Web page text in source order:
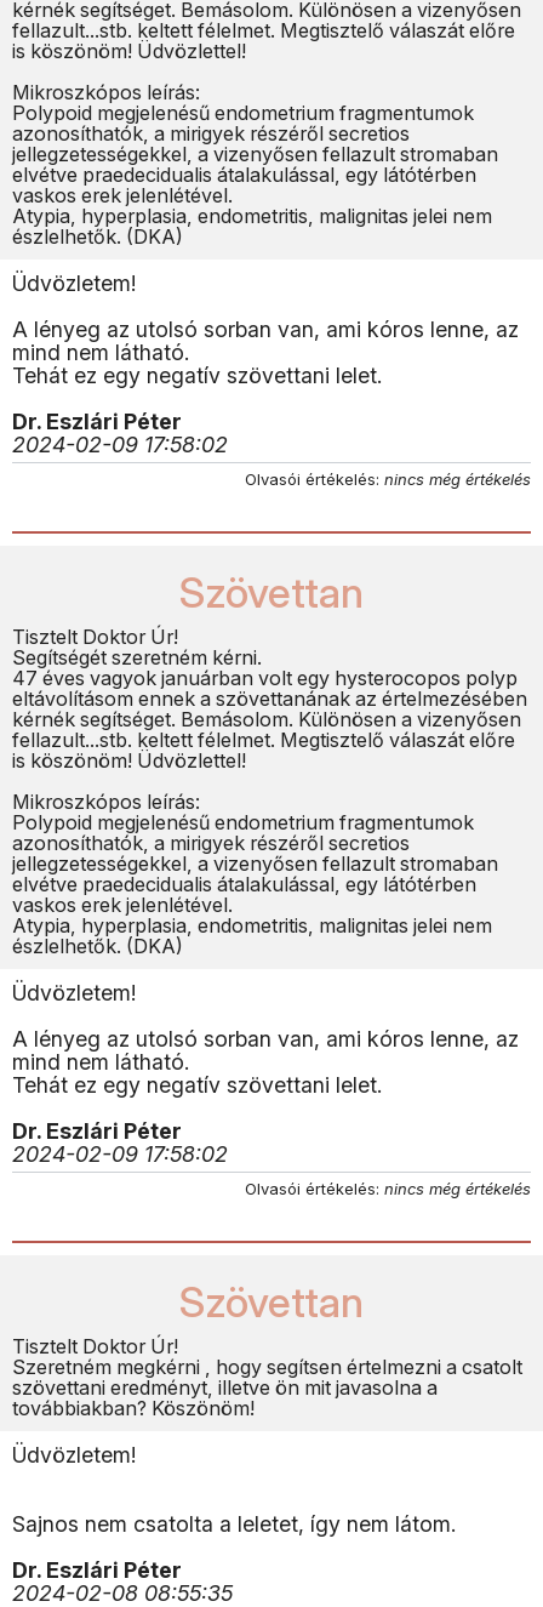
kérnék segítséget. Bemásolom. Különösen a vizenyősen
fellazult...stb. keltett félelmet. Megtisztelő válaszát előre
is köszönöm! Üdvözlettel!
Mikroszkópos leírás:
Polypoid megjelenésű endometrium fragmentumok
azonosíthatók, a mirigyek részéről secretios
jellegzetességekkel, a vizenyősen fellazult stromaban
elvétve praedecidualis átalakulással, egy látótérben
vaskos erek jelenlétével.
Atypia, hyperplasia, endometritis, malignitas jelei nem
észlelhetők. (DKA)
Üdvözletem!
A lényeg az utolsó sorban van, ami kóros lenne, az
mind nem látható.
Tehát ez egy negatív szövettani lelet.
Dr. Eszlári Péter
2024-02-09 17:58:02
Olvasói értékelés: nincs még értékelés
Szövettan
Tisztelt Doktor Úr!
Segítségét szeretném kérni.
47 éves vagyok januárban volt egy hysterocopos polyp
eltávolításom ennek a szövettanának az értelmezésében
kérnék segítséget. Bemásolom. Különösen a vizenyősen
fellazult...stb. keltett félelmet. Megtisztelő válaszát előre
is köszönöm! Üdvözlettel!
Mikroszkópos leírás:
Polypoid megjelenésű endometrium fragmentumok
azonosíthatók, a mirigyek részéről secretios
jellegzetességekkel, a vizenyősen fellazult stromaban
elvétve praedecidualis átalakulással, egy látótérben
vaskos erek jelenlétével.
Atypia, hyperplasia, endometritis, malignitas jelei nem
észlelhetők. (DKA)
Üdvözletem!
A lényeg az utolsó sorban van, ami kóros lenne, az
mind nem látható.
Tehát ez egy negatív szövettani lelet.
Dr. Eszlári Péter
2024-02-09 17:58:02
Olvasói értékelés: nincs még értékelés
Szövettan
Tisztelt Doktor Úr!
Szeretném megkérni , hogy segítsen értelmezni a csatolt
szövettani eredményt, illetve ön mit javasolna a
továbbiakban? Köszönöm!
Üdvözletem!
Sajnos nem csatolta a leletet, így nem látom.
Dr. Eszlári Péter
2024-02-08 08:55:35